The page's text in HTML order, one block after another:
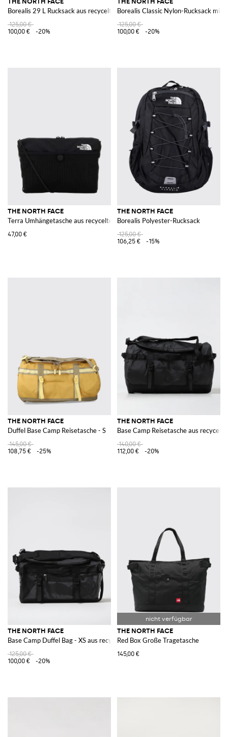
Borealis 29 L Rucksack aus recyceltem Nylon
125,00 €
100,00 €
-20%
Borealis Classic Nylon-Rucksack mit
125,00 €
100,00 €
-20%
THE NORTH FACE
Terra Umhängetasche aus recyceltem Ripstop-Nylon
47,00 €
THE NORTH FACE
Borealis Polyester-Rucksack
125,00 €
106,25 €
-15%
THE NORTH FACE
Duffel Base Camp Reisetasche - S
145,00 €
108,75 €
-25%
THE NORTH FACE
Base Camp Reisetasche aus
140,00 €
112,00 €
-20%
THE NORTH FACE
Base Camp Duffel Bag - XS aus recyceltem PVC-beschichtetem Nylon
125,00 €
100,00 €
-20%
THE NORTH FACE
Red Box Große Tragetasche
145,00 €